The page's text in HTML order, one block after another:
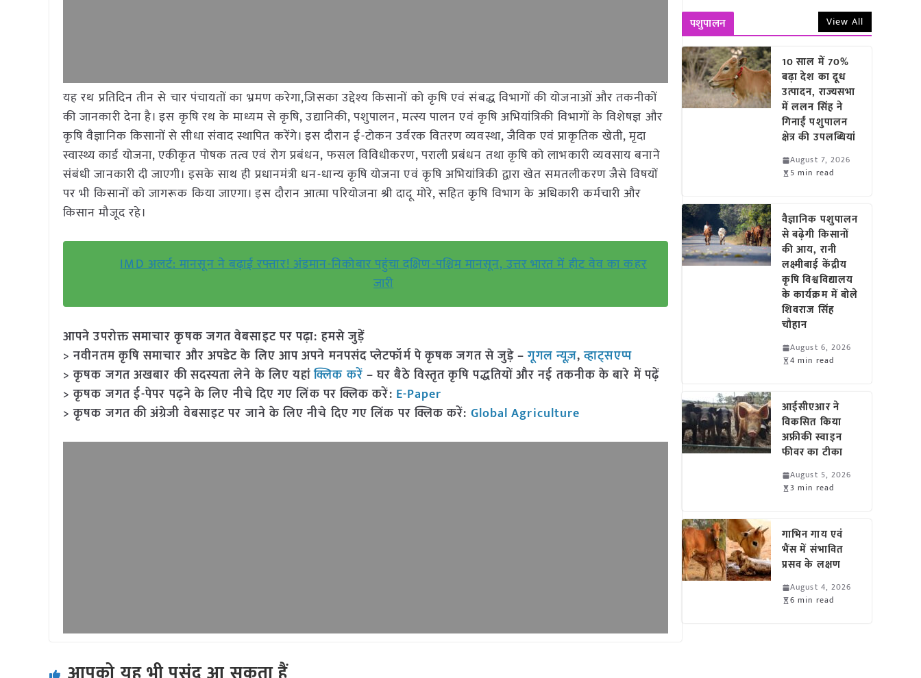
यह रथ प्रतिदिन तीन से चार पंचायतों का भ्रमण करेगा,जिसका उद्देश्य किसानों को कृषि एवं संबद्ध विभागों की योजनाओं और तकनीकों
की जानकारी देना है। इस कृषि रथ के माध्यम से कृषि, उद्यानिकी, पशुपालन, मत्स्य पालन एवं कृषि अभियांत्रिकी विभागों के विशेषज्ञ और
कृषि वैज्ञानिक किसानों से सीधा संवाद स्थापित करेंगे। इस दौरान ई-टोकन उर्वरक वितरण व्यवस्था, जैविक एवं प्राकृतिक खेती, मृदा
स्वास्थ्य कार्ड योजना, एकीकृत पोषक तत्व एवं रोग प्रबंधन, फसल विविधीकरण, पराली प्रबंधन तथा कृषि को लाभकारी व्यवसाय बनाने
संबंधी जानकारी दी जाएगी। इसके साथ ही प्रधानमंत्री धन-धान्य कृषि योजना एवं कृषि अभियांत्रिकी द्वारा खेत समतलीकरण जैसे विषयों
पर भी किसानों को जागरूक किया जाएगा। इस दौरान आत्मा परियोजना श्री दादू मोरे, सहित कृषि विभाग के अधिकारी कर्मचारी और
किसान मौजूद रहे।
IMD अलर्ट: मानसून ने बढ़ाई रफ्तार! अंडमान-निकोबार पहुंचा दक्षिण-पश्चिम मानसून, उत्तर भारत में हीट वेव का कहर
जारी
आपने उपरोक्त समाचार कृषक जगत वेबसाइट पर पढ़ा: हमसे जुड़ें
> नवीनतम कृषि समाचार और अपडेट के लिए आप अपने मनपसंद प्लेटफॉर्म पे कृषक जगत से जुड़े –गूगल न्यूज़,व्हाट्सएप्प
> कृषक जगत अखबार की सदस्यता लेने के लिए यहांक्लिक करें – घर बैठे विस्तृत कृषि पद्धतियों और नई तकनीक के बारे में पढ़ें
> कृषक जगत ई-पेपर पढ़ने के लिए नीचे दिए गए लिंक पर क्लिक करें: E-Paper
> कृषक जगत की अंग्रेजी वेबसाइट पर जाने के लिए नीचे दिए गए लिंक पर क्लिक करें: Global Agriculture
पशुपालन View All
10 साल में 70%
बढ़ा देश का दूध
उत्पादन, राज्यसभा
में ललन सिंह ने
गिनाईं पशुपालन
क्षेत्र की उपलब्धियां
August 7, 2026
5 min read
वैज्ञानिक पशुपालन
से बढ़ेगी किसानों
की आय, रानी
लक्ष्मीबाई केंद्रीय
कृषि विश्वविद्यालय
के कार्यक्रम में बोले
शिवराज सिंह
चौहान
August 6, 2026
4 min read
आईसीएआर ने
विकसित किया
अफ्रीकी स्वाइन
फीवर का टीका
August 5, 2026
3 min read
गाभिन गाय एवं
भैंस में संभावित
प्रसव के लक्षण
August 4, 2026
6 min read